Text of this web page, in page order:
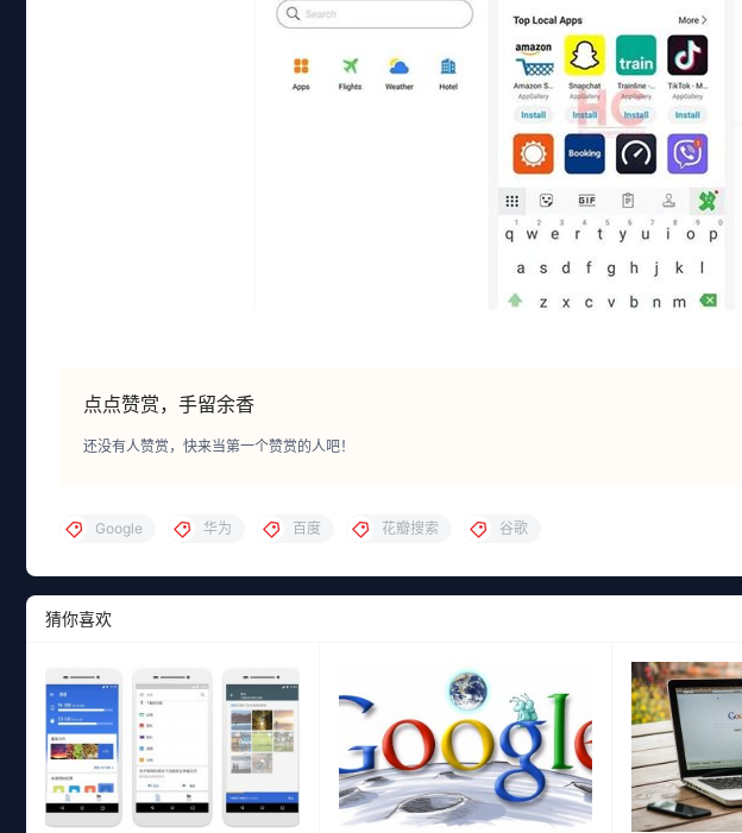
点点赞赏，手留余香
还没有人赞赏，快来当第一个赞赏的人吧！
Google 华为 百度 花瓣搜索 谷歌
猜你喜欢